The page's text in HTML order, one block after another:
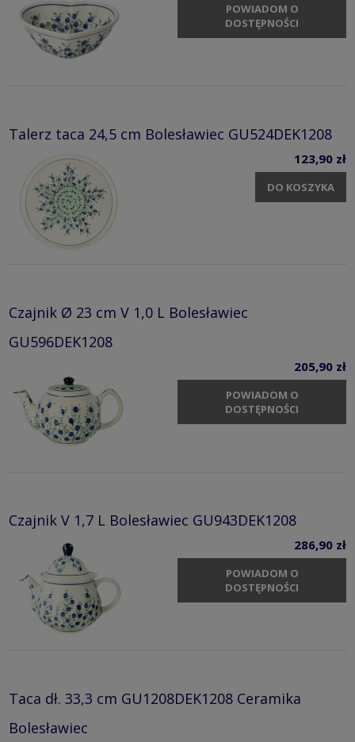
POWIADOM O
DOSTĘPNOŚCI
Talerz taca 24,5 cm Bolesławiec GU524DEK1208
123,90 zł
DO KOSZYKA
Czajnik Ø 23 cm V 1,0 L Bolesławiec
GU596DEK1208
205,90 zł
POWIADOM O
DOSTĘPNOŚCI
Czajnik V 1,7 L Bolesławiec GU943DEK1208
286,90 zł
POWIADOM O
DOSTĘPNOŚCI
Taca dł. 33,3 cm GU1208DEK1208 Ceramika
Bolesławiec